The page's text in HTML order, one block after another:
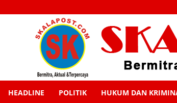
HEADLINE POLITIK HUKUM DAN